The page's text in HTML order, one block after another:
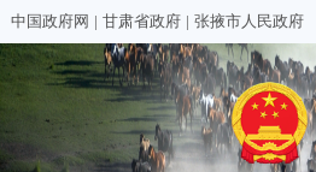
中国政府网 | 甘肃省政府 | 张掖市人民政府